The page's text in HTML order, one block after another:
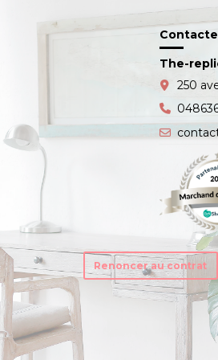
The-
250
Renoncer au contrat